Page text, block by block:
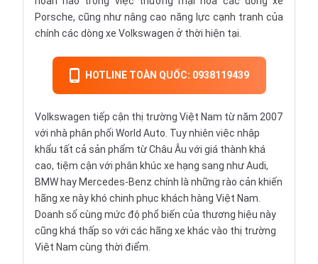
Porsche, cũng như nâng cao năng lực cạnh tranh của
chính các dòng xe Volkswagen ở thời hiện tại.
HOTLINE TOÀN QUỐC: 0938119439
Volkswagen tiếp cận thị trường Việt Nam từ năm 2007
với nhà phân phối World Auto. Tuy nhiên việc nhập
khẩu tất cả sản phẩm từ Châu Âu với giá thành khá
cao, tiệm cận với phân khúc xe hạng sang như Audi,
BMW hay Mercedes-Benz chính là những rào cản khiến
hãng xe này khó chinh phục khách hàng Việt Nam.
Doanh số cùng mức độ phổ biến của thương hiệu này
cũng khá thấp so với các hãng xe khác vào thị trường
Việt Nam cùng thời điểm.